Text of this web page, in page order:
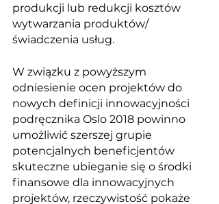
produkcji lub redukcji kosztów
wytwarzania produktów/
świadczenia usług.
W związku z powyższym
odniesienie ocen projektów do
nowych definicji innowacyjności
podręcznika Oslo 2018 powinno
umożliwić szerszej grupie
potencjalnych beneficjentów
skuteczne ubieganie się o środki
finansowe dla innowacyjnych
projektów, rzeczywistość pokaże